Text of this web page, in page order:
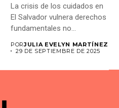
La crisis de los cuidados en
El Salvador vulnera derechos
fundamentales no...
PORJULIA EVELYN MARTÍNEZ
29 DE SEPTIEMBRE DE 2025